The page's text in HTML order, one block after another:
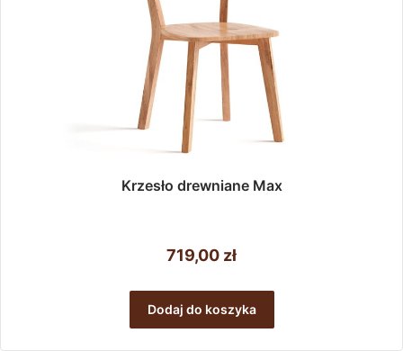
Krzesło drewniane Max
719,00 zł
Dodaj do koszyka